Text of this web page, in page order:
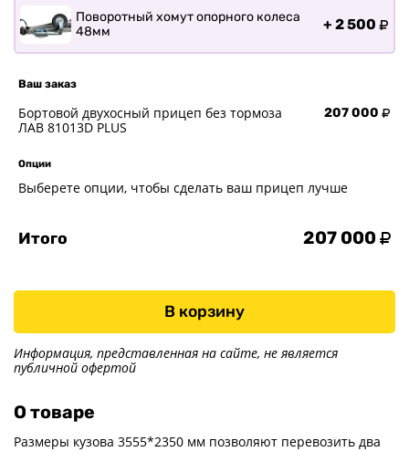
Поворотный хомут опорного колеса
48мм
+ 2 500
Ваш заказ
Бортовой двухосный прицеп без тормоза
ЛАВ 81013D PLUS
207 000
Опции
Выберете опции, чтобы сделать ваш прицеп лучше
Итого 207 000
В корзину
Информация, представленная на сайте, не является
публичной офертой
О товаре
Размеры кузова 3555*2350 мм позволяют перевозить два